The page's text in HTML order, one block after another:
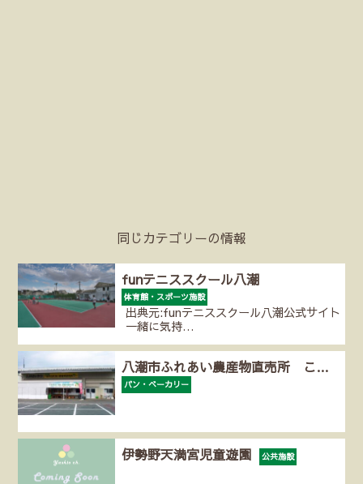
同じカテゴリーの情報
funテニススクール八潮
体育館・スポーツ施設
出典元:funテニススクール八潮公式サイト
一緒に気持…
八潮市ふれあい農産物直売所 こ…
パン・ベーカリー
伊勢野天満宮児童遊園 公共施設